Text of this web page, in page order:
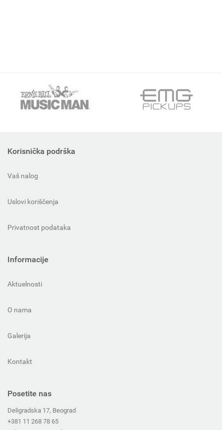
Korisnička podrška
Vaš nalog
Uslovi koriščenja
Privatnost podataka
Informacije
Aktuelnosti
O nama
Galerija
Kontakt
Posetite nas
Deligradska 17, Beograd
+381 11 268 78 65